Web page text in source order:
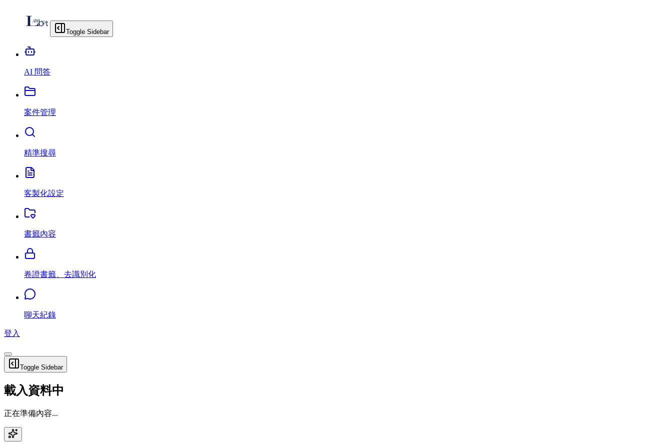
Toggle Sidebar
AI 問答
案件管理
精準搜尋
客製化設定
書籤內容
卷證書籤、去識別化
聊天紀錄
登入
Toggle Sidebar
載入資料中
正在準備內容...